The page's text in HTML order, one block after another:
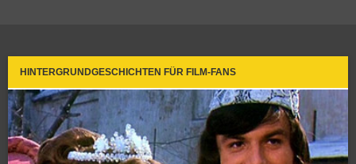
HINTERGRUNDGESCHICHTEN FÜR FILM-FANS